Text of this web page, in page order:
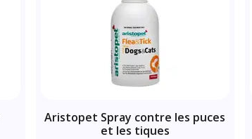
Aristopet Spray contre les puces
et les tiques